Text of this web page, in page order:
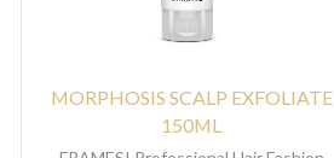
MORPHOSIS SCALP EXFOLIATE
150ML